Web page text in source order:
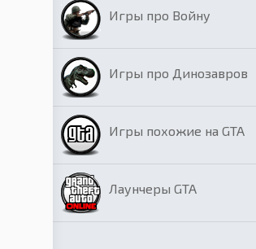
Игры про Войну
Игры про Динозавров
Игры похожие на GTA
Лаунчеры GTA